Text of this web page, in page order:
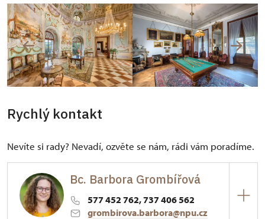
Rychlý kontakt
Nevíte si rady? Nevadí, ozvěte se nám, rádi vám poradíme.
Bc. Barbora Grombířová
577 452 762, 737 406 562
grombirova.barbora@npu.cz